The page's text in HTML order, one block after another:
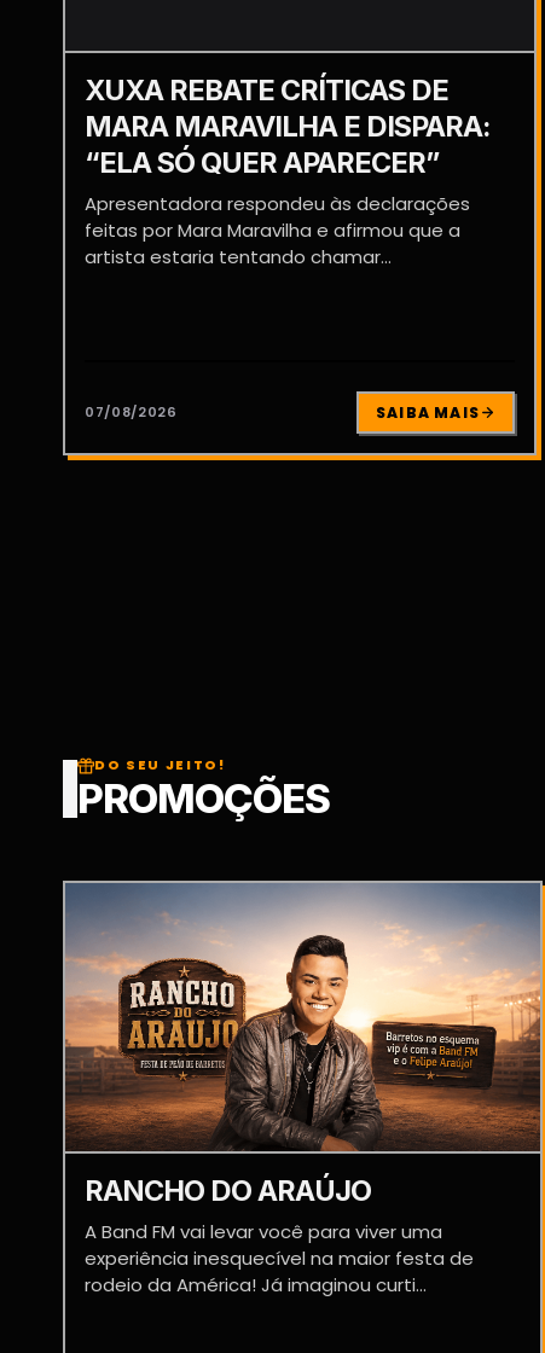
XUXA REBATE CRÍTICAS DE
MARA MARAVILHA E DISPARA:
“ELA SÓ QUER APARECER”
Apresentadora respondeu às declarações
feitas por Mara Maravilha e afirmou que a
artista estaria tentando chamar...
07/08/2026 SAIBA MAIS
DO SEU JEITO!
PROMOÇÕES
RANCHO DO ARAÚJO
A Band FM vai levar você para viver uma
experiência inesquecível na maior festa de
rodeio da América! Já imaginou curti...